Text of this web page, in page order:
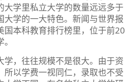
大学里私立大学的数量远远多于
大学的一大特色。新闻与世界报
国本科教育排行榜里，位于前20
学，往往规模不是很大。由于资
所以学费一视同仁，录取也不受